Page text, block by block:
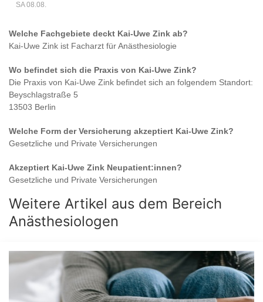
SA 08.08.
Welche Fachgebiete deckt Kai-Uwe Zink ab?
Kai-Uwe Zink ist Facharzt für Anästhesiologie
Wo befindet sich die Praxis von Kai-Uwe Zink?
Die Praxis von Kai-Uwe Zink befindet sich an folgendem Standort:
Beyschlagstraße 5
13503 Berlin
Welche Form der Versicherung akzeptiert Kai-Uwe Zink?
Gesetzliche und Private Versicherungen
Akzeptiert Kai-Uwe Zink Neupatient:innen?
Gesetzliche und Private Versicherungen
Weitere Artikel aus dem Bereich
Anästhesiologen